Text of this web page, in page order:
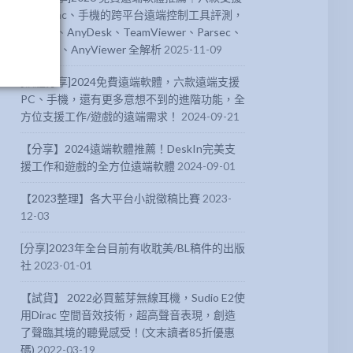
PC、Mac、手機的跨平台遠端控制工具評測，
DeskIn、AnyDesk、TeamViewer、Parsec、
Chrome、AnyViewer 全解析 2025-11-09
[軟體分享]2024免費遠端軟體，六款遠端支援
PC、手機，還有更多意想不到的進階功能，全
方位支援工作/遊戲的遠端需求！ 2024-09-21
【分享】2024遠端軟體推薦！DeskIn完美支
援工作和遊戲的全方位遠端軟體 2024-09-01
【2023整理】各大平台小說徵稿比賽 2023-
12-03
[分享]2023年全台目前有收耽美/BL稿件的出版
社 2023-01-01
【試貨】 2022必買藍芽無線耳機，Sudio E2使
用Dirac 空間音效技術，超高聲音表現，創造
了聲臨其境的聽覺感受！(文末讀者85折優惠
碼) 2022-03-19